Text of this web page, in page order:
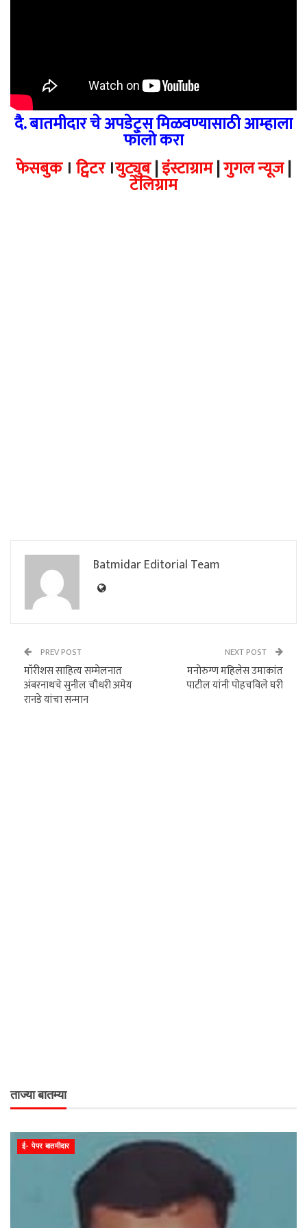
दै. बातमीदार चे अपडेट्स मिळवण्यासाठी आम्हाला
फॉलो करा
फेसबुक। ट्विटर।युट्युब|इंस्टाग्राम|गुगल न्यूज|
टेलिग्राम
Batmidar Editorial Team
PREV POST
मॉरीशस साहित्य सम्मेलनात
अंबरनाथचे सुनील चौधरी अमेय
रानडे यांचा सन्मान
NEXT POST
मनोरुग्ण महिलेस उमाकांत
पाटील यांनी पोहचविले घरी
ताज्या बातम्या
ई- पेपर बातमीदार